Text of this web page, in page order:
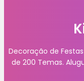
Decoração de
de 200 Temas.